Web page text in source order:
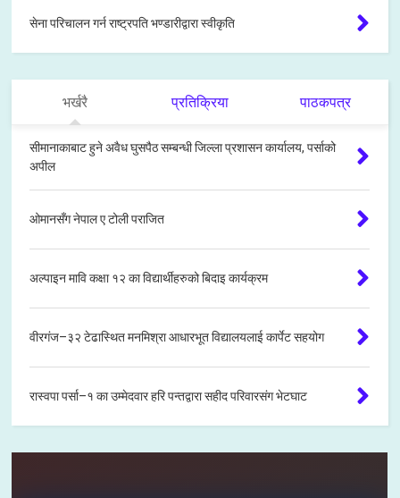
सेना परिचालन गर्न राष्ट्रपति भण्डारीद्वारा स्वीकृति
भर्खरै प्रतिक्रिया पाठकपत्र
सीमानाकाबाट हुने अवैध घुसपैठ सम्बन्धी जिल्ला प्रशासन कार्यालय, पर्साको
अपील
ओमानसँग नेपाल ए टोली पराजित
अल्पाइन मावि कक्षा १२ का विद्यार्थीहरुको बिदाइ कार्यक्रम
वीरगंज–३२ टेढास्थित मनमिश्रा आधारभूत विद्यालयलाई कार्पेट सहयोग
रास्वपा पर्सा–१ का उम्मेदवार हरि पन्तद्वारा सहीद परिवारसंग भेटघाट